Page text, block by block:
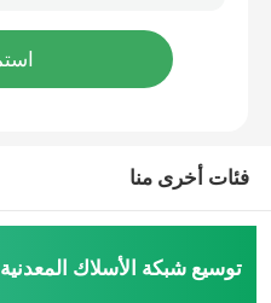
قماش منسوج من الأسلاك
فئات أخرى منا
توسيع شبكة الأسلاك المعدنية